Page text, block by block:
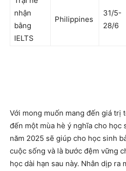
nhận
bằng
IELTS
Philippines
31/5-
28/6
Với mong muốn mang đến giá trị
đến một mùa hè ý nghĩa cho học
năm 2025 sẽ giúp cho học sinh
cuộc sống và là bước đệm vững
học dài hạn sau này. Nhân dịp ra